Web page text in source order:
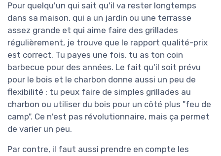
Pour quelqu'un qui sait qu'il va rester longtemps
dans sa maison, qui a un jardin ou une terrasse
assez grande et qui aime faire des grillades
régulièrement, je trouve que le rapport qualité-prix
est correct. Tu payes une fois, tu as ton coin
barbecue pour des années. Le fait qu'il soit prévu
pour le bois et le charbon donne aussi un peu de
flexibilité : tu peux faire de simples grillades au
charbon ou utiliser du bois pour un côté plus "feu de
camp". Ce n'est pas révolutionnaire, mais ça permet
de varier un peu.
Par contre, il faut aussi prendre en compte les